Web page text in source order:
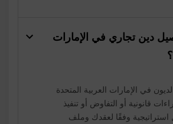
دين تجاري في الإمارات
في الإمارات العربية المتحدة
قانونية أو التفاوض أو تنفيذ
وفقًا لعقدك وملف